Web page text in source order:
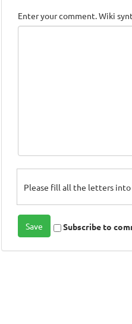
Enter your comment. Wiki
Please fill all the letters
Subscribe to